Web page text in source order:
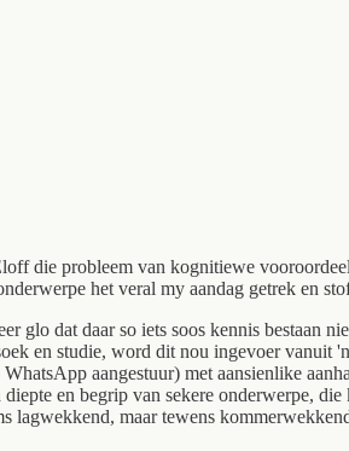
die probleem van kognitiewe
het veral my aandag getrek en
dat daar so iets soos kennis bestaan
en studie, word dit nou ingevoer vanuit
aangestuur) met aansienlike
en begrip van sekere onderwerpe,
maar tewens